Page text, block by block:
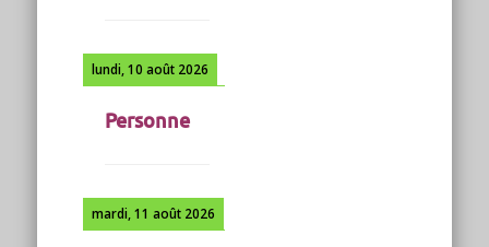
lundi, 10 août 2026
Personne
mardi, 11 août 2026